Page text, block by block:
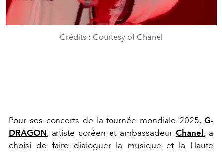
Crédits : Courtesy of Chanel
Pour ses concerts de la tournée mondiale 2025, G-
DRAGON, artiste coréen et ambassadeur Chanel , a
choisi de faire dialoguer la musique et la Haute